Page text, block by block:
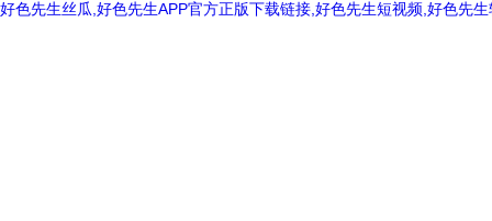
好色先生丝瓜,好色先生APP官方正版下载链接,好色先生短视频,好色先